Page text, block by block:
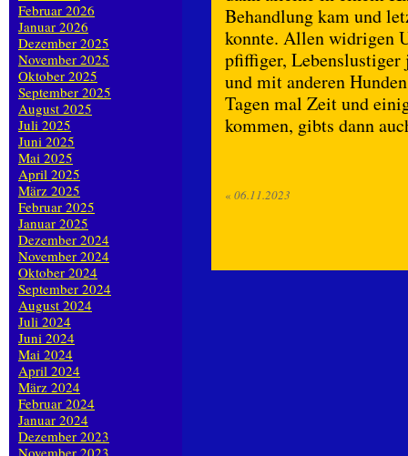
Behandlung kam und
konnte. Allen widrigen
pfiffiger, Lebenslustiger
und mit anderen
Tagen mal Zeit und
kommen, gibts dann
« 06.11.2023
Februar 2026
Januar 2026
Dezember 2025
November 2025
Oktober 2025
September 2025
August 2025
Juli 2025
Juni 2025
Mai 2025
April 2025
März 2025
Februar 2025
Januar 2025
Dezember 2024
November 2024
Oktober 2024
September 2024
August 2024
Juli 2024
Juni 2024
Mai 2024
April 2024
März 2024
Februar 2024
Januar 2024
Dezember 2023
November 2023